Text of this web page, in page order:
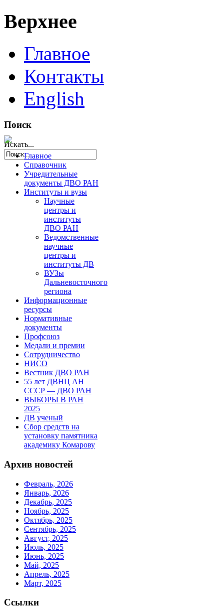
Верхнее
Главное
Контакты
English
Поиск
Искать...
Главное
Справочник
Учредительные
документы ДВО РАН
Институты и вузы
Научные
центры и
институты
ДВО РАН
Ведомственные
научные
центры и
институты ДВ
ВУЗы
Дальневосточного
региона
Информационные
ресурсы
Нормативные
документы
Профсоюз
Медали и премии
Сотрудничество
НИСО
Вестник ДВО РАН
55 лет ДВНЦ АН
СССР — ДВО РАН
ВЫБОРЫ В РАН
2025
ДВ ученый
Сбор средств на
установку памятника
академику Комарову
Архив новостей
Февраль, 2026
Январь, 2026
Декабрь, 2025
Ноябрь, 2025
Октябрь, 2025
Сентябрь, 2025
Август, 2025
Июль, 2025
Июнь, 2025
Май, 2025
Апрель, 2025
Март, 2025
Ссылки